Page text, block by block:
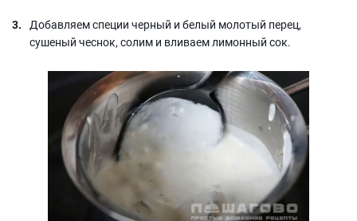
Добавляем специи черный и белый молотый перец,
сушеный чеснок, солим и вливаем лимонный сок.